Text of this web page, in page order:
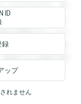
とができます。登
登録すると回答を
を閲覧することが
ができます。登録
録すると回答を閲
ID
録
ップ
れません